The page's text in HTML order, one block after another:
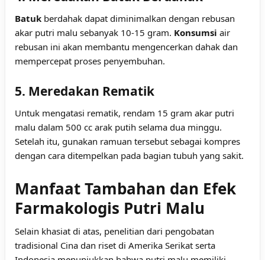
Batuk berdahak dapat diminimalkan dengan rebusan
akar putri malu sebanyak 10-15 gram. Konsumsi air
rebusan ini akan membantu mengencerkan dahak dan
mempercepat proses penyembuhan.
5. Meredakan Rematik
Untuk mengatasi rematik, rendam 15 gram akar putri
malu dalam 500 cc arak putih selama dua minggu.
Setelah itu, gunakan ramuan tersebut sebagai kompres
dengan cara ditempelkan pada bagian tubuh yang sakit.
Manfaat Tambahan dan Efek
Farmakologis Putri Malu
Selain khasiat di atas, penelitian dari pengobatan
tradisional Cina dan riset di Amerika Serikat serta